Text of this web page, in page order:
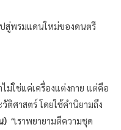
สู่พรมแดนใหม่ของดนตรี
ม่ใช่แค่เครื่องแต่งกาย แต่คือ
ติศาสตร์ โดยใช้คำนิยามถึง
) “เราพยายามตีความชุด